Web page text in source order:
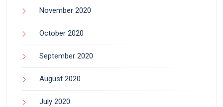
November 2020
October 2020
September 2020
August 2020
July 2020